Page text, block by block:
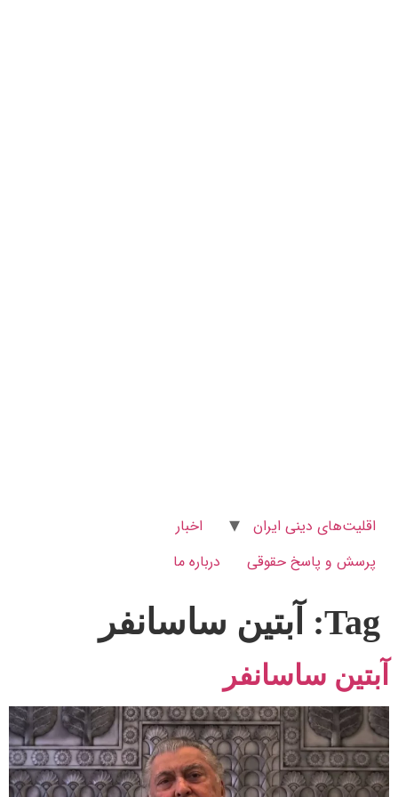
اقلیت‌های دینی ایران
اخبار
پرسش و پاسخ‌ حقوقی
درباره ما
Tag: آبتین ساسانفر
آبتین ساسانفر